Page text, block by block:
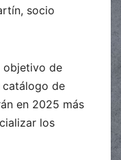
socio
objetivo de
catálogo de
en 2025 más
los